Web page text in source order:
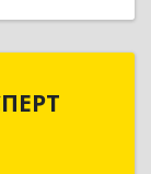
Камень г,